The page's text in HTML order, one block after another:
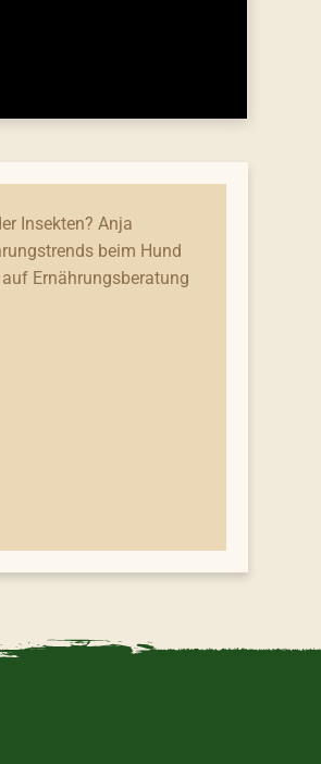
Insekten? Anja
beim Hund
Ernährungsberatung